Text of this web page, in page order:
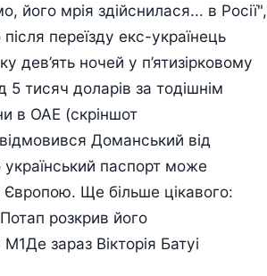
його мрія здійснилася... в Росії",
переїзду екс-українець
дев’ять ночей у п’ятизірковому
5 тисяч доларів за тодішнім
в ОАЕ (скріншот
Доманський від
паспорт може
Ще більше цікавого:
розкрив його
зараз Вікторія Батуі